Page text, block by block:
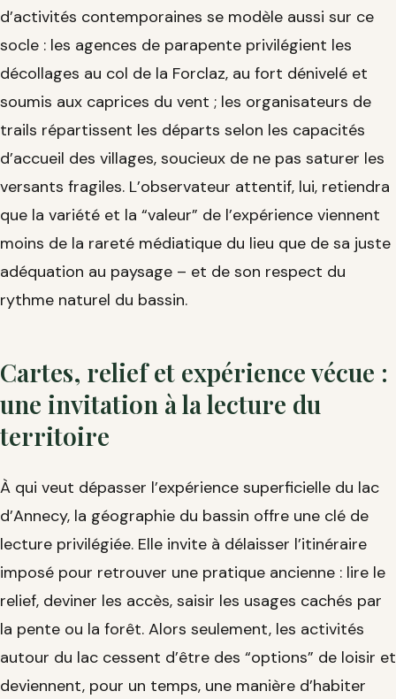
d’activités contemporaines se modèle aussi sur ce
socle : les agences de parapente privilégient les
décollages au col de la Forclaz, au fort dénivelé et
soumis aux caprices du vent ; les organisateurs de
trails répartissent les départs selon les capacités
d’accueil des villages, soucieux de ne pas saturer les
versants fragiles. L’observateur attentif, lui, retiendra
que la variété et la “valeur” de l’expérience viennent
moins de la rareté médiatique du lieu que de sa juste
adéquation au paysage – et de son respect du
rythme naturel du bassin.
Cartes, relief et expérience vécue :
une invitation à la lecture du
territoire
À qui veut dépasser l’expérience superficielle du lac
d’Annecy, la géographie du bassin offre une clé de
lecture privilégiée. Elle invite à délaisser l’itinéraire
imposé pour retrouver une pratique ancienne : lire le
relief, deviner les accès, saisir les usages cachés par
la pente ou la forêt. Alors seulement, les activités
autour du lac cessent d’être des “options” de loisir et
deviennent, pour un temps, une manière d’habiter